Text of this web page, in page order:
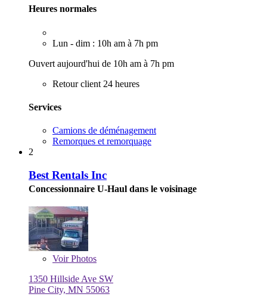
Heures normales
Lun - dim : 10h am à 7h pm
Ouvert aujourd'hui de 10h am à 7h pm
Retour client 24 heures
Services
Camions de déménagement
Remorques et remorquage
2
Best Rentals Inc
Concessionnaire U-Haul dans le voisinage
VoirPhotos
1350 Hillside Ave SW
Pine City, MN 55063